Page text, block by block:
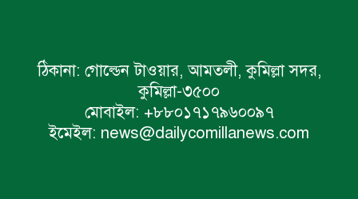
ঠিকানা: গোল্ডেন টাওয়ার, আমতলী, কুমিল্লা সদর,
কুমিল্লা-৩৫০০
মোবাইল: +৮৮০১৭১৭৯৬০০৯৭
ইমেইল: news@dailycomillanews.com